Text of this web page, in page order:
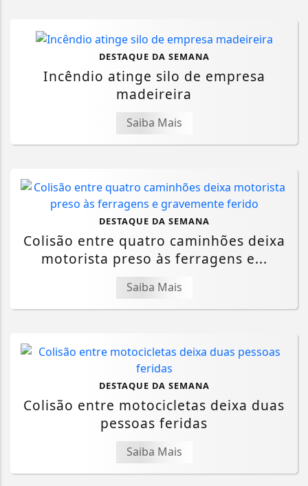
DESTAQUE DA SEMANA
Incêndio atinge silo de empresa
madeireira
Saiba Mais
DESTAQUE DA SEMANA
Colisão entre quatro caminhões deixa
motorista preso às ferragens e...
Saiba Mais
DESTAQUE DA SEMANA
Colisão entre motocicletas deixa duas
pessoas feridas
Saiba Mais